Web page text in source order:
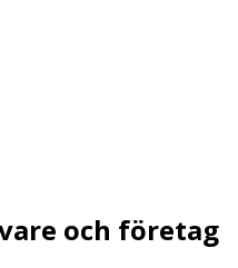
och företag